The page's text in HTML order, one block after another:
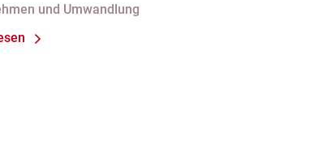
und Umwandlung